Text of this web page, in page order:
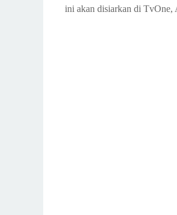
ini akan disiarkan di